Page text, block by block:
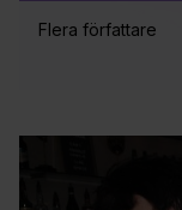
Flera författare